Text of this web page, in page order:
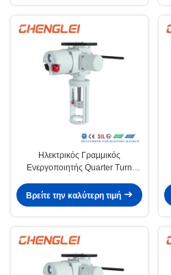
Ηλεκτρικός Γραμμικός
Ενεργοποιητής Quarter Turn
Βαλβίδα Πέταλου με Κινητήρα
24VDC
Βρείτε την καλύτερη τιμή